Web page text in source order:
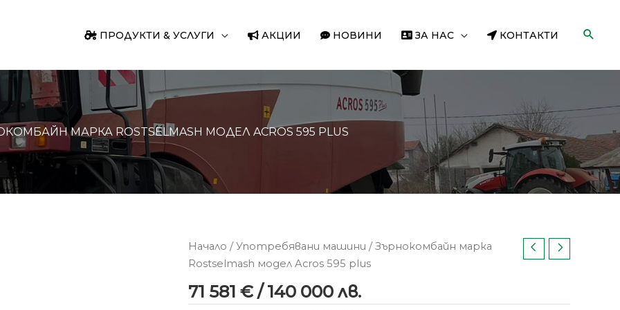
ПРОДУКТИ & УСЛУГИ АКЦИИ НОВИНИ ЗА НАС КОНТАКТИ
МАРКА ROSTSELMASH МОДЕЛ ACROS 595 PLUS
Начало /Употребявани машини / Зърнокомбайн марка
Rostselmash модел Acros 595 plus
71 581 € / 140 000 лв.